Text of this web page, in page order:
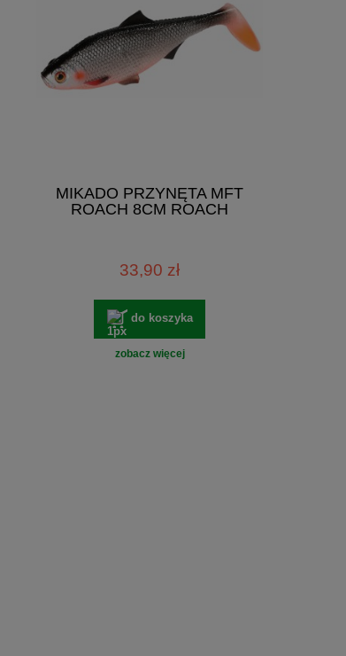
MIKADO PRZYNĘTA MFT
ROACH 8CM ROACH
33,90 zł
do koszyka
zobacz więcej